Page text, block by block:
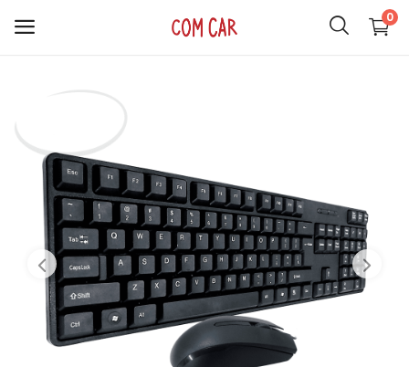
0
CELULARES
HOGAR
AUDIO
SMARTWATCH
COMPUTACIÓN